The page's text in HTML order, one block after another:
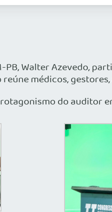
Walter Azevedo,
reúne médicos,
do auditor